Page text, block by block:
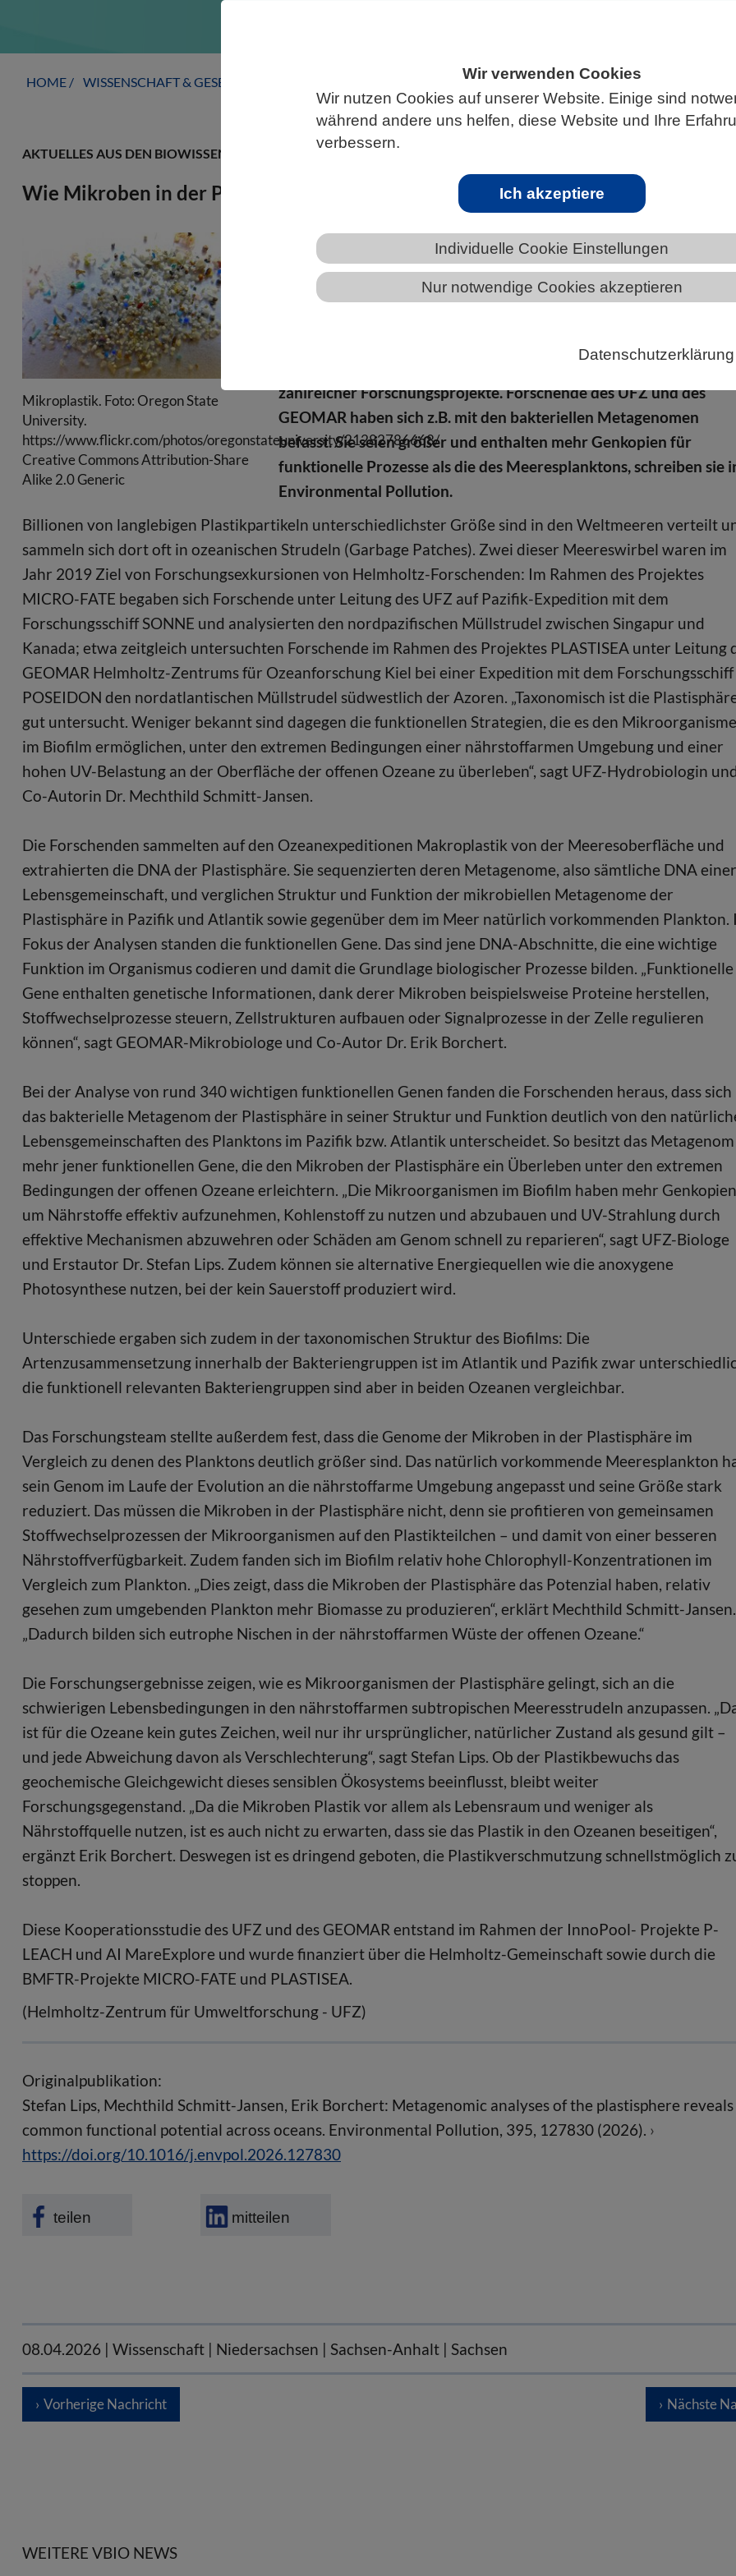
Wir verwenden Cookies
Wir nutzen Cookies auf unserer Website. Einige sind
während andere uns helfen, diese Website und Ihre
verbessern.
Ich akzeptiere
Individuelle Cookie Einstellungen
Nur notwendige Cookies akzeptieren
Datenschutzerklärung
HOME WISSENSCHAFT & GESELLSCHAFT
AKTUELLES AUS DEN BIOWISSENSCHAFTEN
Wie Mikroben in der Plastisphäre überleben
Mikroplastik. Foto: Oregon State
University.
https://www.flickr.com/photos/oregonstateuniversity/21282786668/
Creative Commons Attribution-Share
Alike 2.0 Generic
Die Plastikverschmutzung ist ein globales Problem: Sie beschädigt
Ökosysteme, gefährdet Tiere und kann in Form von Nanoplastik
auch Folgen für die Gesundheit des Menschen haben. Doch
zahlreicher Forschungsprojekte. Forschende des UFZ und des
GEOMAR haben sich z.B. mit den bakteriellen Metagenomen
befasst. Sie seien größer und enthalten mehr Genkopien für
funktionelle Prozesse als die des Meeresplanktons, schreiben sie
Environmental Pollution.
Billionen von langlebigen Plastikpartikeln unterschiedlichster Größe sind in den Weltmeeren verteilt
sammeln sich dort oft in ozeanischen Strudeln (Garbage Patches). Zwei dieser Meereswirbel waren im
Jahr 2019 Ziel von Forschungsexkursionen von Helmholtz-Forschenden: Im Rahmen des Projektes
MICRO-FATE begaben sich Forschende unter Leitung des UFZ auf Pazifik-Expedition mit dem
Forschungsschiff SONNE und analysierten den nordpazifischen Müllstrudel zwischen Singapur und
Kanada; etwa zeitgleich untersuchten Forschende im Rahmen des Projektes PLASTISEA unter Leitung
GEOMAR Helmholtz-Zentrums für Ozeanforschung Kiel bei einer Expedition mit dem Forschungsschiff
POSEIDON den nordatlantischen Müllstrudel südwestlich der Azoren. „Taxonomisch ist die
gut untersucht. Weniger bekannt sind dagegen die funktionellen Strategien, die es den
im Biofilm ermöglichen, unter den extremen Bedingungen einer nährstoffarmen Umgebung und einer
hohen UV-Belastung an der Oberfläche der offenen Ozeane zu überleben“, sagt UFZ-Hydrobiologin
Co-Autorin Dr. Mechthild Schmitt-Jansen.
Die Forschenden sammelten auf den Ozeanexpeditionen Makroplastik von der Meeresoberfläche und
extrahierten die DNA der Plastisphäre. Sie sequenzierten deren Metagenome, also sämtliche DNA einer
Lebensgemeinschaft, und verglichen Struktur und Funktion der mikrobiellen Metagenome der
Plastisphäre in Pazifik und Atlantik sowie gegenüber dem im Meer natürlich vorkommenden Plankton.
Fokus der Analysen standen die funktionellen Gene. Das sind jene DNA-Abschnitte, die eine wichtige
Funktion im Organismus codieren und damit die Grundlage biologischer Prozesse bilden. „Funktionelle
Gene enthalten genetische Informationen, dank derer Mikroben beispielsweise Proteine herstellen,
Stoffwechselprozesse steuern, Zellstrukturen aufbauen oder Signalprozesse in der Zelle regulieren
können“, sagt GEOMAR-Mikrobiologe und Co-Autor Dr. Erik Borchert.
Bei der Analyse von rund 340 wichtigen funktionellen Genen fanden die Forschenden heraus, dass sich
das bakterielle Metagenom der Plastisphäre in seiner Struktur und Funktion deutlich von den
Lebensgemeinschaften des Planktons im Pazifik bzw. Atlantik unterscheidet. So besitzt das Metagenom
mehr jener funktionellen Gene, die den Mikroben der Plastisphäre ein Überleben unter den extremen
Bedingungen der offenen Ozeane erleichtern. „Die Mikroorganismen im Biofilm haben mehr
um Nährstoffe effektiv aufzunehmen, Kohlenstoff zu nutzen und abzubauen und UV-Strahlung durch
effektive Mechanismen abzuwehren oder Schäden am Genom schnell zu reparieren“, sagt UFZ-Biologe
und Erstautor Dr. Stefan Lips. Zudem können sie alternative Energiequellen wie die anoxygene
Photosynthese nutzen, bei der kein Sauerstoff produziert wird.
Unterschiede ergaben sich zudem in der taxonomischen Struktur des Biofilms: Die
Artenzusammensetzung innerhalb der Bakteriengruppen ist im Atlantik und Pazifik zwar
die funktionell relevanten Bakteriengruppen sind aber in beiden Ozeanen vergleichbar.
Das Forschungsteam stellte außerdem fest, dass die Genome der Mikroben in der Plastisphäre im
Vergleich zu denen des Planktons deutlich größer sind. Das natürlich vorkommende Meeresplankton
sein Genom im Laufe der Evolution an die nährstoffarme Umgebung angepasst und seine Größe stark
reduziert. Das müssen die Mikroben in der Plastisphäre nicht, denn sie profitieren von gemeinsamen
Stoffwechselprozessen der Mikroorganismen auf den Plastikteilchen – und damit von einer besseren
Nährstoffverfügbarkeit. Zudem fanden sich im Biofilm relativ hohe Chlorophyll-Konzentrationen im
Vergleich zum Plankton. „Dies zeigt, dass die Mikroben der Plastisphäre das Potenzial haben, relativ
gesehen zum umgebenden Plankton mehr Biomasse zu produzieren“, erklärt Mechthild Schmitt-Jansen.
„Dadurch bilden sich eutrophe Nischen in der nährstoffarmen Wüste der offenen Ozeane.“
Die Forschungsergebnisse zeigen, wie es Mikroorganismen der Plastisphäre gelingt, sich an die
schwierigen Lebensbedingungen in den nährstoffarmen subtropischen Meeresstrudeln anzupassen.
ist für die Ozeane kein gutes Zeichen, weil nur ihr ursprünglicher, natürlicher Zustand als gesund gilt –
und jede Abweichung davon als Verschlechterung“, sagt Stefan Lips. Ob der Plastikbewuchs das
geochemische Gleichgewicht dieses sensiblen Ökosystems beeinflusst, bleibt weiter
Forschungsgegenstand. „Da die Mikroben Plastik vor allem als Lebensraum und weniger als
Nährstoffquelle nutzen, ist es auch nicht zu erwarten, dass sie das Plastik in den Ozeanen beseitigen“,
ergänzt Erik Borchert. Deswegen ist es dringend geboten, die Plastikverschmutzung schnellstmöglich
stoppen.
Diese Kooperationsstudie des UFZ und des GEOMAR entstand im Rahmen der InnoPool- Projekte P-
LEACH und AI MareExplore und wurde finanziert über die Helmholtz-Gemeinschaft sowie durch die
BMFTR-Projekte MICRO-FATE und PLASTISEA.
(Helmholtz-Zentrum für Umweltforschung - UFZ)
Originalpublikation:
Stefan Lips, Mechthild Schmitt-Jansen, Erik Borchert: Metagenomic analyses of the plastisphere reveals
common functional potential across oceans. Environmental Pollution, 395, 127830 (2026).
https://doi.org/10.1016/j.envpol.2026.127830
teilen mitteilen
08.04.2026 | Wissenschaft | Niedersachsen | Sachsen-Anhalt | Sachsen
Vorherige Nachricht Nächste
WEITERE VBIO NEWS